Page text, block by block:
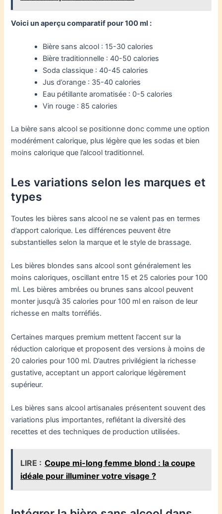
Voici un aperçu comparatif pour 100 ml :
Bière sans alcool : 15-30 calories
Bière traditionnelle : 40-50 calories
Soda classique : 40-45 calories
Jus d’orange : 35-40 calories
Eau pétillante aromatisée : 0-5 calories
Vin rouge : 85 calories
La bière sans alcool se positionne donc comme une option
modérément calorique, plus légère que les sodas et bien
moins calorique que l’alcool traditionnel.
Les variations selon les marques et
types
Toutes les bières sans alcool ne se valent pas en termes
d’apport calorique. Les différences peuvent être
substantielles selon la marque et le style de brassage.
Les bières blondes sans alcool sont généralement les
moins caloriques, oscillant entre 15 et 25 calories pour 100
ml. Les bières ambrées ou brunes sans alcool peuvent
monter jusqu’à 35 calories pour 100 ml en raison de leur
richesse en malts torréfiés.
Certaines marques premium mettent l’accent sur la
réduction calorique et proposent des versions à moins de
20 calories pour 100 ml. D’autres privilégient la richesse
gustative, acceptant un apport calorique légèrement
supérieur.
Les bières sans alcool artisanales présentent souvent des
variations plus importantes, reflétant la diversité des
recettes et des techniques de production utilisées.
LIRE : Coupe mi-long femme blond : la coupe
idéale pour illuminer votre visage ?